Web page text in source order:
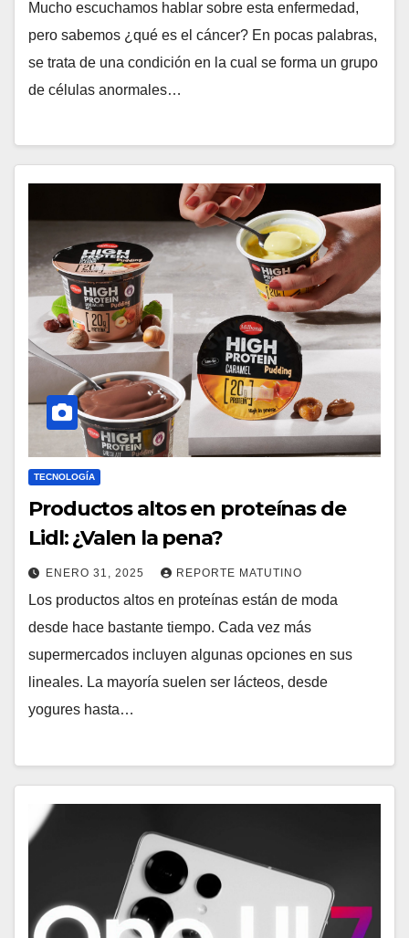
Mucho escuchamos hablar sobre esta enfermedad,
pero sabemos ¿qué es el cáncer? En pocas palabras,
se trata de una condición en la cual se forma un grupo
de células anormales…
TECNOLOGÍA
Productos altos en proteínas de
Lidl: ¿Valen la pena?
ENERO 31, 2025 REPORTE MATUTINO
Los productos altos en proteínas están de moda
desde hace bastante tiempo. Cada vez más
supermercados incluyen algunas opciones en sus
lineales. La mayoría suelen ser lácteos, desde
yogures hasta…